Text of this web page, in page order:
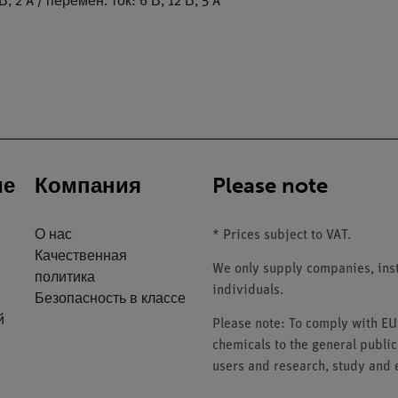
Компания
О нас
Качественная
политика
Безопасность в классе
Please note
* Prices subject to VAT.
We only supply companies,
individuals.
Please note: To comply with
chemicals to the general
users and research, study